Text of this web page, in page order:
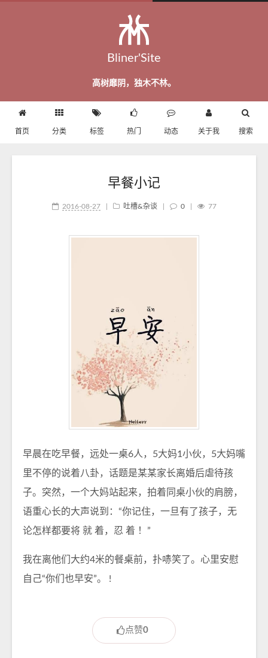
Bliner'Site
高树靡阴，独木不林。
首页 分类 标签 热门 动态 关于我 搜索
早餐小记
2016-08-27 吐槽&杂谈 0 77
早晨在吃早餐，远处一桌6人，5大妈1小伙，5大妈嘴
里不停的说着八卦，话题是某某家长离婚后虐待孩
子。突然，一个大妈站起来，拍着同桌小伙的肩膀，
语重心长的大声说到：“你记住，一旦有了孩子，无
论怎样都要将 就 着，忍 着 ！”
我在离他们大约4米的餐桌前，扑哧笑了。心里安慰
自己“你们也早安”。 !
点赞0